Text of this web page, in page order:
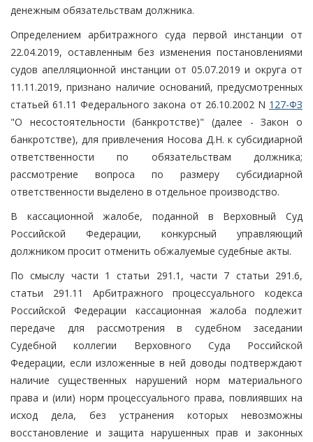
денежным обязательствам должника.
Определением арбитражного суда первой инстанции от
22.04.2019, оставленным без изменения постановлениями
судов апелляционной инстанции от 05.07.2019 и округа от
11.11.2019, признано наличие оснований, предусмотренных
статьей 61.11 Федерального закона от 26.10.2002 N 127-ФЗ
"О несостоятельности (банкротстве)" (далее - Закон о
банкротстве), для привлечения Носова Д.Н. к субсидиарной
ответственности по обязательствам должника;
рассмотрение вопроса по размеру субсидиарной
ответственности выделено в отдельное производство.
В кассационной жалобе, поданной в Верховный Суд
Российской Федерации, конкурсный управляющий
должником просит отменить обжалуемые судебные акты.
По смыслу части 1 статьи 291.1, части 7 статьи 291.6,
статьи 291.11 Арбитражного процессуального кодекса
Российской Федерации кассационная жалоба подлежит
передаче для рассмотрения в судебном заседании
Судебной коллегии Верховного Суда Российской
Федерации, если изложенные в ней доводы подтверждают
наличие существенных нарушений норм материального
права и (или) норм процессуального права, повлиявших на
исход дела, без устранения которых невозможны
восстановление и защита нарушенных прав и законных